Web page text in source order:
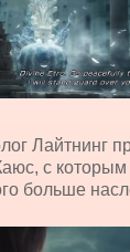
Лайтнинг
с
больше